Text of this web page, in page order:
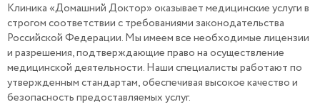
Клиника «Домашний Доктор» оказывает медицинские услуги в
строгом соответствии с требованиями законодательства
Российской Федерации. Мы имеем все необходимые лицензии
и разрешения, подтверждающие право на осуществление
медицинской деятельности. Наши специалисты работают по
утвержденным стандартам, обеспечивая высокое качество и
безопасность предоставляемых услуг.